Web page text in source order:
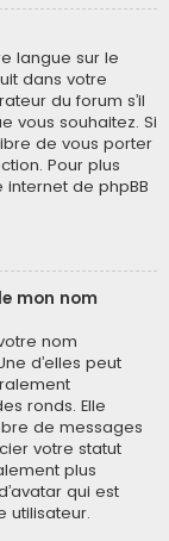
langue sur le
dans votre
du forum s’il
vous souhaitez. Si
de vous porter
Pour plus
internet de phpBB
mon nom
nom
d’elles peut
ronds. Elle
de messages
votre statut
plus
qui est
utilisateur.